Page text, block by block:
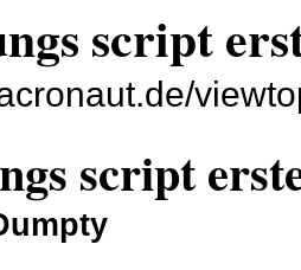
script
script